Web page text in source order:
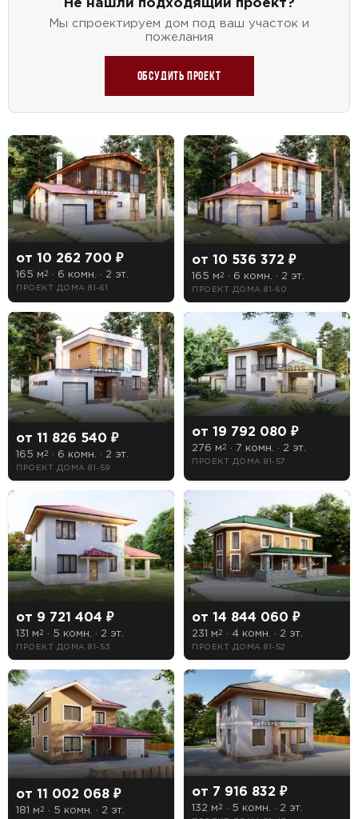
Мы спроектируем дом под ваш участок и
пожелания
Обсудить проект
от 10 262 700 ₽
165 м 2 · 6 комн. · 2 эт.
ПРОЕКТ ДОМА 81-61
от 10 536 372 ₽
165 м 2 · 6 комн. · 2 эт.
ПРОЕКТ ДОМА 81-60
от 11 826 540 ₽
165 м 2 · 6 комн. · 2 эт.
ПРОЕКТ ДОМА 81-59
от 19 792 080 ₽
276 м2 · 7 комн. · 2 эт.
ПРОЕКТ ДОМА 81-57
от 9 721 404 ₽
131 м 2 · 5 комн. · 2 эт.
ПРОЕКТ ДОМА 81-53
от 14 844 060 ₽
231 м 2 · 4 комн. · 2 эт.
ПРОЕКТ ДОМА 81-52
от 11 002 068 ₽
181 м2 · 5 комн. · 2 эт.
от 7 916 832 ₽
132 м 2 · 5 комн. · 2 эт.
ПОИСК
УЗНАТЬ ТОЧНУЮ СТОИМОСТЬ
СТРОИТЕЛЬСТВА
Предпочтительный способ связи:
Звонок
Telegram MAX
Даюсогласие на обработку персональных данных
подтверждаю, что ознакомлен(а) сполитикой
обработки персональных данных
Рассчитать стоимость